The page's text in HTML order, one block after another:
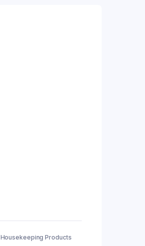
Housekeeping Products